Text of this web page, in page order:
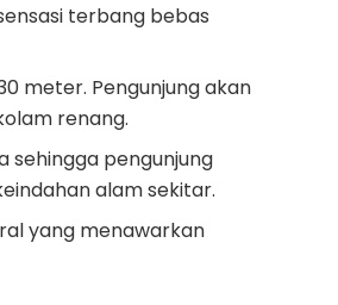
terbang bebas
meter. Pengunjung akan
renang.
sehingga pengunjung
alam sekitar.
yang menawarkan